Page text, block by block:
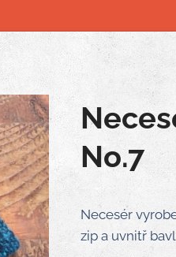
No.7
Necesér
zip a uvnitř